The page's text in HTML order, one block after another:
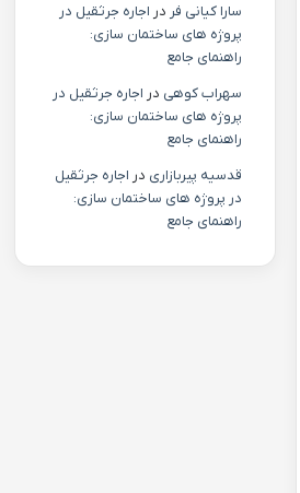
سارا کیانی فر در اجاره جرثقیل در
پروژه های ساختمان سازی:
راهنمای جامع
سهراب کوهی در اجاره جرثقیل در
پروژه های ساختمان سازی:
راهنمای جامع
قدسیه پیربازاری در اجاره جرثقیل
در پروژه های ساختمان سازی:
راهنمای جامع